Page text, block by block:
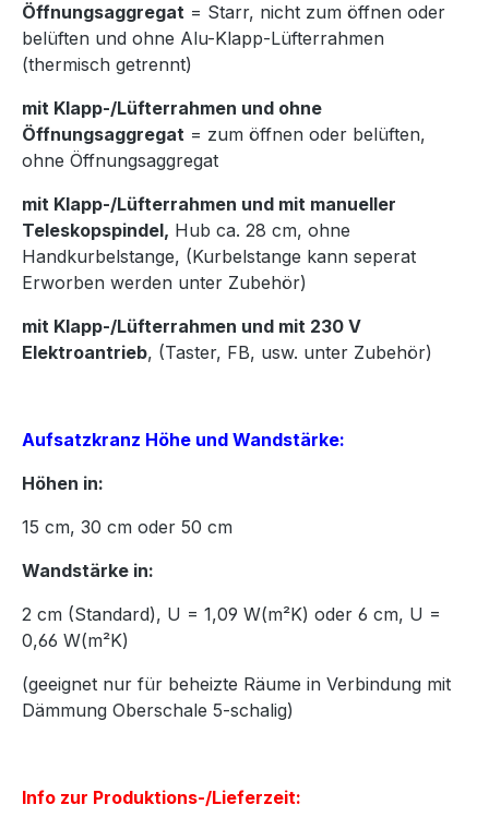
Öffnungsaggregat = Starr, nicht zum öffnen oder
belüften und ohne Alu-Klapp-Lüfterrahmen
(thermisch getrennt)
mit Klapp-/Lüfterrahmen und ohne
Öffnungsaggregat = zum öffnen oder belüften,
ohne Öffnungsaggregat
mit Klapp-/Lüfterrahmen und mit manueller
Teleskopspindel, Hub ca. 28 cm, ohne
Handkurbelstange, (Kurbelstange kann seperat
Erworben werden unter Zubehör)
mit Klapp-/Lüfterrahmen und mit 230 V
Elektroantrieb, (Taster, FB, usw. unter Zubehör)
Aufsatzkranz Höhe und Wandstärke:
Höhen in:
15 cm, 30 cm oder 50 cm
Wandstärke in:
2 cm (Standard), U = 1,09 W(m²K) oder 6 cm, U =
0,66 W(m²K)
(geeignet nur für beheizte Räume in Verbindung mit
Dämmung Oberschale 5-schalig)
Info zur Produktions-/Lieferzeit: